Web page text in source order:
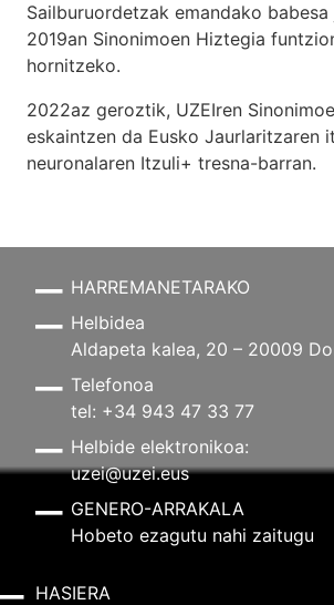
Sailburuordetzak emandako babesa
2019an Sinonimoen Hiztegia
hornitzeko.
2022az geroztik, UZEIren
eskaintzen da Eusko Jaurlaritzaren
neuronalaren Itzuli+ tresna-barran.
HARREMANETARAKO
Helbidea
Aldapeta kalea, 20 – 20009
Telefonoa
tel: +34 943 47 33 77
Helbide elektronikoa:
uzei@uzei.eus
GENERO-ARRAKALA
Hobeto ezagutu nahi zaitugu
HASIERA